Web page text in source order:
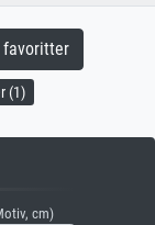
(1)
cm)